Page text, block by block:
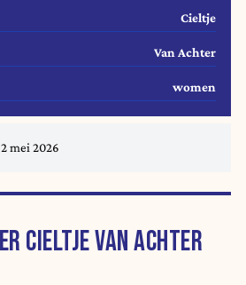
Cieltje
Van Achter
women
mei 2026
CIELTJE VAN ACHTER